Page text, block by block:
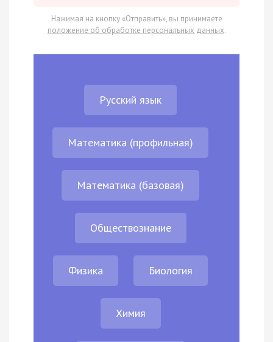
Нажимая на кнопку «Отправить», вы принимаете
положение об обработке персональных данных.
Русский язык
Математика (профильная)
Математика (базовая)
Обществознание
Физика Биология
Химия